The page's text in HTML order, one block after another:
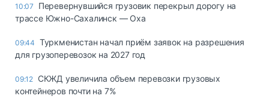
10:07
Перевернувшийся грузовик перекрыл дорогу на
трассе Южно-Сахалинск — Оха
09:44 Туркменистан начал приём заявок на разрешения
для грузоперевозок на 2027 год
09:12 СКЖД увеличила объем перевозки грузовых
контейнеров почти на 7%